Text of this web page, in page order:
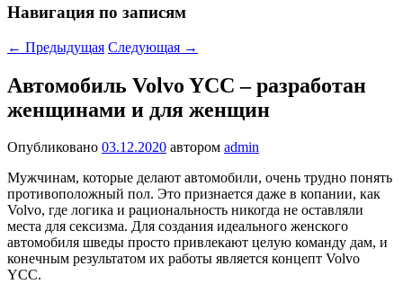
Навигация по записям
← Предыдущая Следующая →
Автомобиль Volvo YCC – разработан
женщинами и для женщин
Опубликовано 03.12.2020 автором admin
Мужчинам, которые делают автомобили, очень трудно понять
противоположный пол. Это признается даже в копании, как
Volvo, где логика и рациональность никогда не оставляли
места для сексизма. Для создания идеального женского
автомобиля шведы просто привлекают целую команду дам, и
конечным результатом их работы является концепт Volvo
YCC.